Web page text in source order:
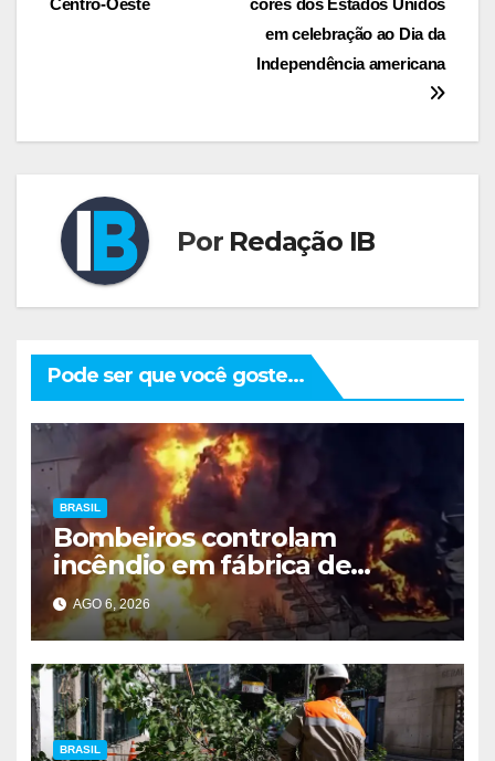
cores dos Estados Unidos
em celebração ao Dia da
Independência americana
Centro-Oeste
Por Redação IB
Pode ser que você goste...
BRASIL
Bombeiros controlam
incêndio em fábrica de
Itaquaquecetuba após 33
horas
AGO 6, 2026
BRASIL